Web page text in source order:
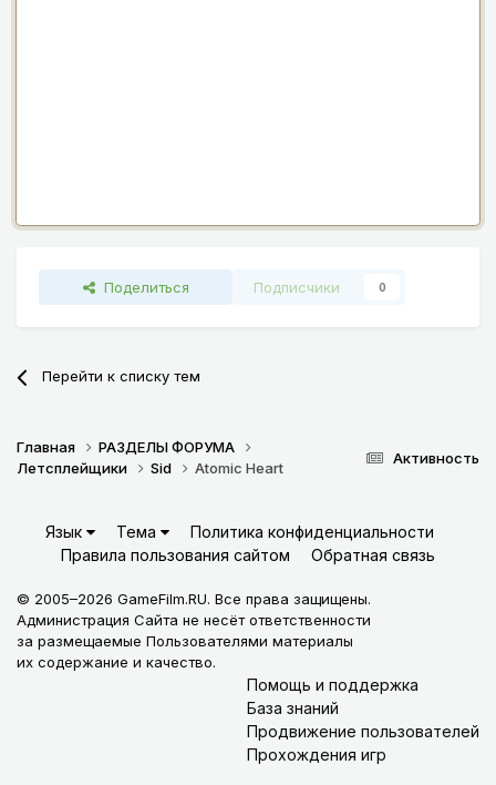
Поделиться Подписчики 0
Перейти к списку тем
Активность
Главная
РАЗДЕЛЫ ФОРУМА
Летсплейщики
Sid Atomic Heart
Язык Тема
Политика конфиденциальности
Правила пользования сайтом
Обратная связь
© 2005–2026 GameFilm.RU. Все права защищены.
Администрация Сайта не несёт ответственности
за размещаемые Пользователями материалы
их содержание и качество.
Помощь и поддержка
База знаний
Продвижение пользователей
Прохождения игр